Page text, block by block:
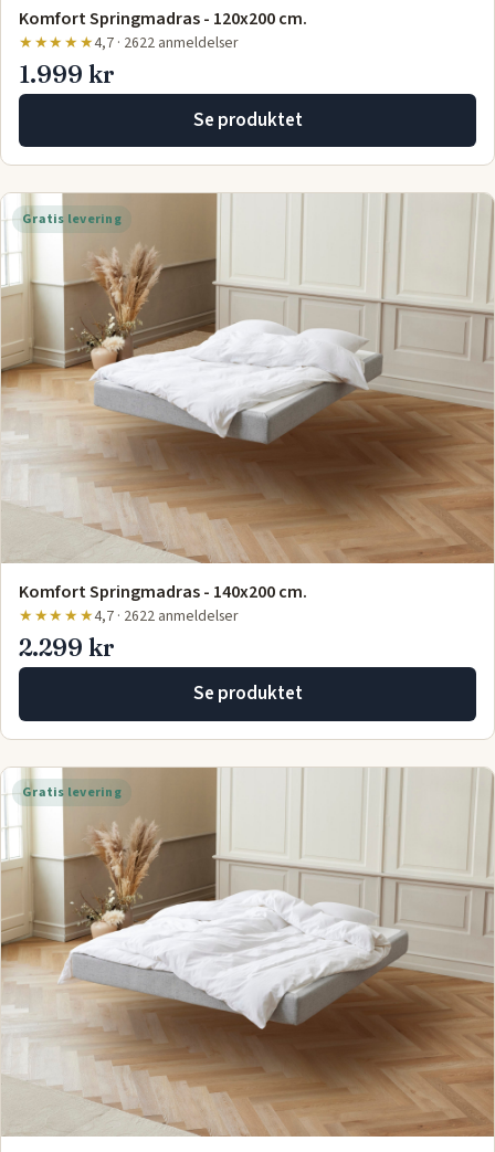
Komfort Springmadras - 120x200 cm.
★★★★★4,7 · 2622 anmeldelser
1.999 kr
Se produktet
Gratis levering
Komfort Springmadras - 140x200 cm.
★★★★★4,7 · 2622 anmeldelser
2.299 kr
Se produktet
Gratis levering